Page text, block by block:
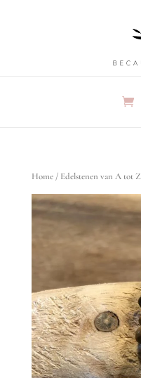
Home/ Edelstenen van A tot Z